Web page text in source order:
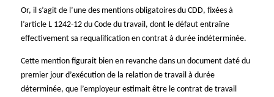
Or, il s’agit de l’une des mentions obligatoires du CDD, fixées à
l’article L 1242-12 du Code du travail, dont le défaut entraîne
effectivement sa requalification en contrat à durée indéterminée.
Cette mention figurait bien en revanche dans un document daté du
premier jour d’exécution de la relation de travail à durée
déterminée, que l’employeur estimait être le contrat de travail